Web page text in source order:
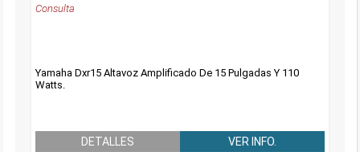
Consulta
Yamaha Dxr15 Altavoz Amplificado De 15 Pulgadas Y 110
Watts.
DETALLES VER INFO.